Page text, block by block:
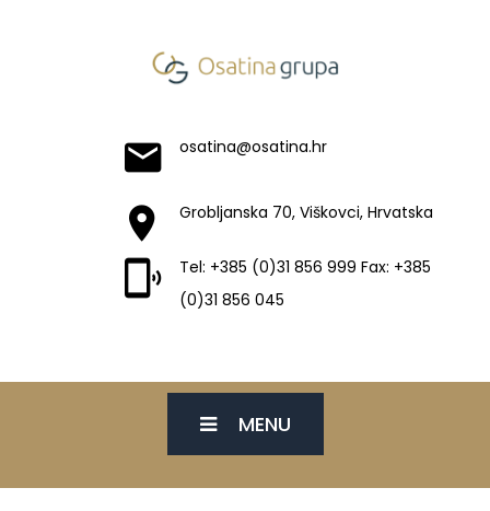
osatina@osatina.hr
Grobljanska 70, Viškovci, Hrvatska
Tel: +385 (0)31 856 999 Fax: +385
(0)31 856 045
MENU